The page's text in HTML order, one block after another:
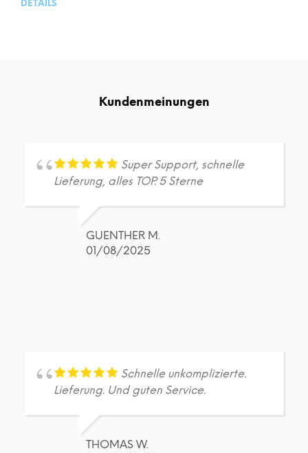
DETAILS
Kundenmeinungen
Super Support, schnelle
Lieferung, alles TOP. 5 Sterne
GUENTHER M.
01/08/2025
Schnelle unkomplizierte.
Lieferung. Und guten Service.
THOMAS W.